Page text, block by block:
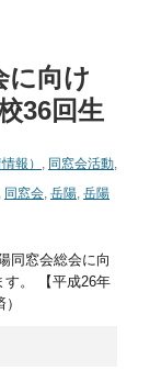
に向け
36回生
報） , 同窓会活動,
, 同窓会, 岳陽, 岳陽
同窓会総会に向
す。 【平成26年